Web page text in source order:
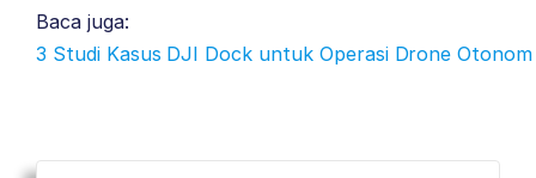
Baca juga:
3 Studi Kasus DJI Dock untuk Operasi Drone Otonom